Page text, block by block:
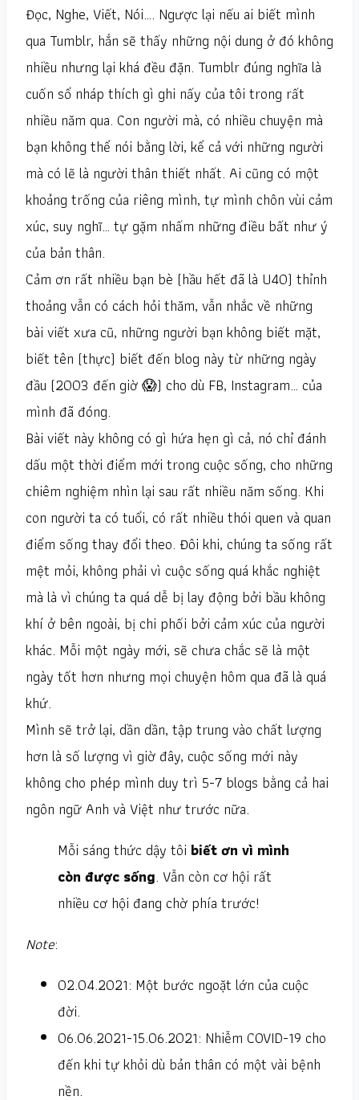
Đọc, Nghe, Viết, Nói…. Ngược lại nếu ai biết mình
qua Tumblr, hẳn sẽ thấy những nội dung ở đó không
nhiều nhưng lại khá đều đặn. Tumblr đúng nghĩa là
cuốn sổ nháp thích gì ghi nấy của tôi trong rất
nhiều năm qua. Con người mà, có nhiều chuyện mà
bạn không thể nói bằng lời, kể cả với những người
mà có lẽ là người thân thiết nhất. Ai cũng có một
khoảng trống của riêng mình, tự mình chôn vùi cảm
xúc, suy nghĩ… tự gặm nhấm những điều bất như ý
của bản thân.
Cảm ơn rất nhiều bạn bè (hầu hết đã là U40) thỉnh
thoảng vẫn có cách hỏi thăm, vẫn nhắc về những
bài viết xưa cũ, những người bạn không biết mặt,
biết tên (thực) biết đến blog này từ những ngày
đầu (2003 đến giờ 😱) cho dù FB, Instagram… của
mình đã đóng.
Bài viết này không có gì hứa hẹn gì cả, nó chỉ đánh
dấu một thời điểm mới trong cuộc sống, cho những
chiêm nghiệm nhìn lại sau rất nhiều năm sống. Khi
con người ta có tuổi, có rất nhiều thói quen và quan
điểm sống thay đổi theo. Đôi khi, chúng ta sống rất
mệt mỏi, không phải vì cuộc sống quá khắc nghiệt
mà là vì chúng ta quá dễ bị lay động bởi bầu không
khí ở bên ngoài, bị chi phối bởi cảm xúc của người
khác. Mỗi một ngày mới, sẽ chưa chắc sẽ là một
ngày tốt hơn nhưng mọi chuyện hôm qua đã là quá
khứ.
Mình sẽ trở lại, dần dần, tập trung vào chất lượng
hơn là số lượng vì giờ đây, cuộc sống mới này
không cho phép mình duy trì 5-7 blogs bằng cả hai
ngôn ngữ Anh và Việt như trước nữa.
Mỗi sáng thức dậy tôi biết ơn vì mình
còn được sống. Vẫn còn cơ hội rất
nhiều cơ hội đang chờ phía trước!
Note:
02.04.2021: Một bước ngoặt lớn của cuộc
đời.
06.06.2021-15.06.2021: Nhiễm COVID-19 cho
đến khi tự khỏi dù bản thân có một vài bệnh
nền.